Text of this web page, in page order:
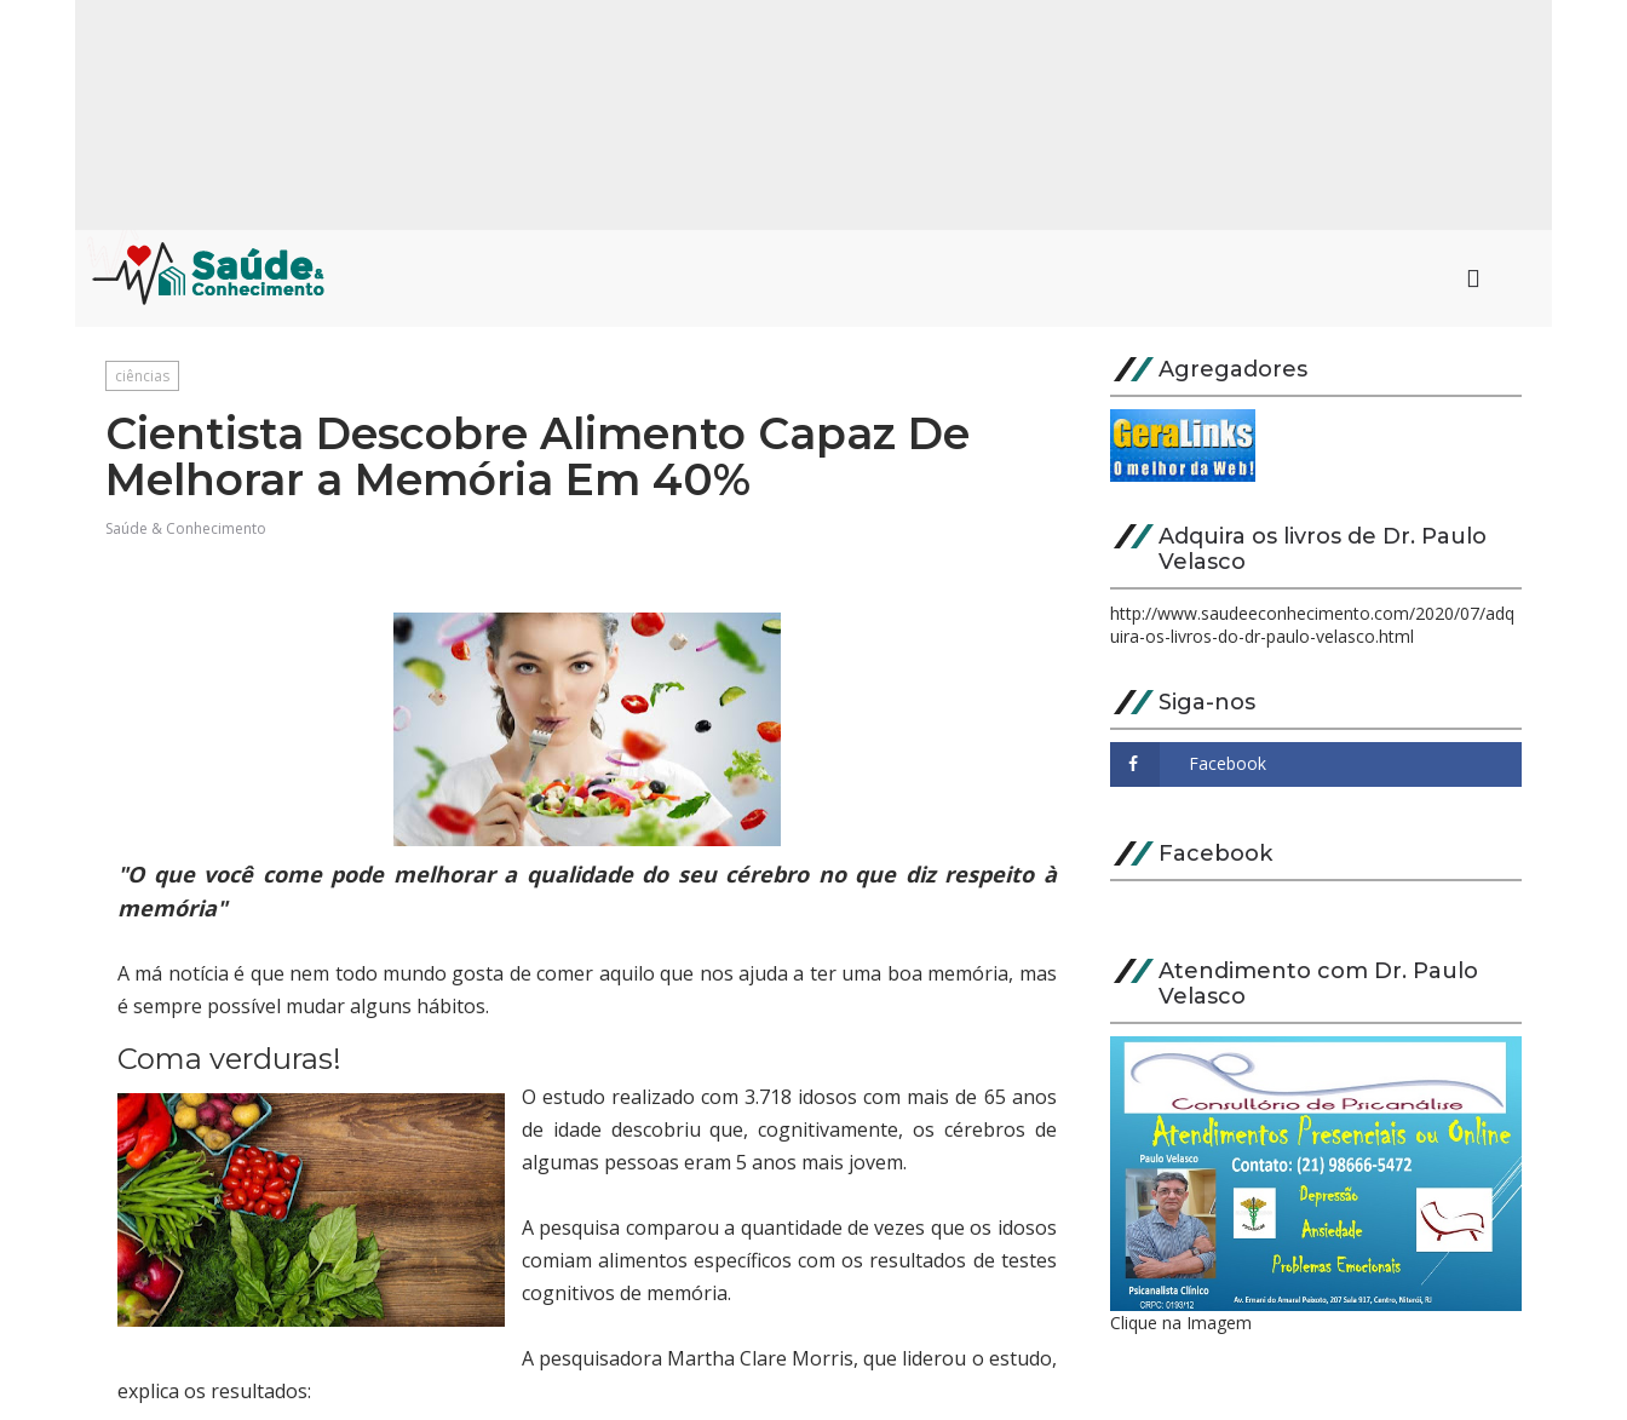
ciências
Cientista Descobre Alimento Capaz De
Melhorar a Memória Em 40%
Saúde & Conhecimento
"O que você come pode melhorar a qualidade do seu cérebro no que diz respeito à
memória"
A má notícia é que nem todo mundo gosta de comer aquilo que nos ajuda a ter uma boa memória, mas
é sempre possível mudar alguns hábitos.
Coma verduras!
O estudo realizado com 3.718 idosos com mais de 65 anos
de idade descobriu que, cognitivamente, os cérebros de
algumas pessoas eram 5 anos mais jovem.
A pesquisa comparou a quantidade de vezes que os idosos
comiam alimentos específicos com os resultados de testes
cognitivos de memória.
A pesquisadora Martha Clare Morris, que liderou o estudo,
explica os resultados:
Agregadores
Adquira os livros de Dr. Paulo
Velasco
http://www.saudeeconhecimento.com/2020/07/adq
uira-os-livros-do-dr-paulo-velasco.html
Siga-nos
Facebook
Atendimento com Dr. Paulo
Velasco
Clique na Imagem